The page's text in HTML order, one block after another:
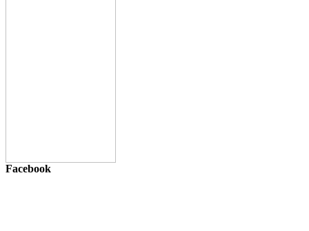
Facebook